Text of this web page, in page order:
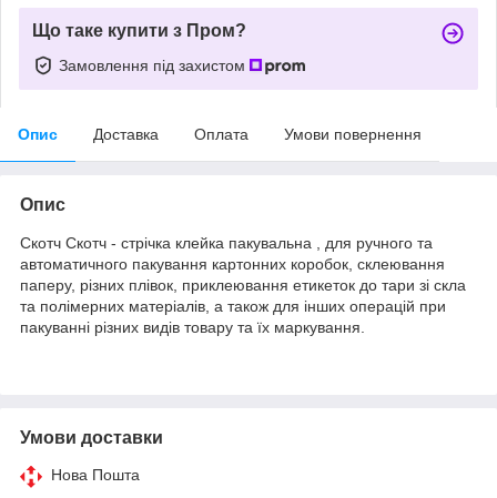
Що таке купити з Пром?
Замовлення під захистом
Опис Доставка Оплата Умови повернення
Опис
Скотч Скотч - стрічка клейка пакувальна , для ручного та
автоматичного пакування картонних коробок, склеювання
паперу, різних плівок, приклеювання етикеток до тари зі скла
та полімерних матеріалів, а також для інших операцій при
пакуванні різних видів товару та їх маркування.
Умови доставки
Нова Пошта